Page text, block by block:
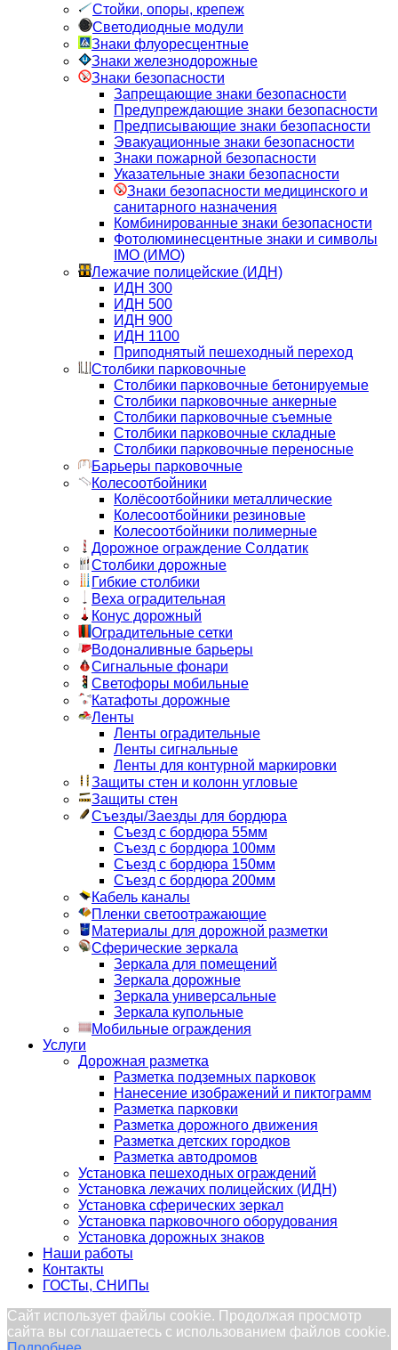
Стойки, опоры, крепеж
Светодиодные модули
Знаки флуоресцентные
Знаки железнодорожные
Знаки безопасности
Запрещающие знаки безопасности
Предупреждающие знаки безопасности
Предписывающие знаки безопасности
Эвакуационные знаки безопасности
Знаки пожарной безопасности
Указательные знаки безопасности
Знаки безопасности медицинского и
санитарного назначения
Комбинированные знаки безопасности
Фотолюминесцентные знаки и символы
IMO (ИМО)
Лежачие полицейские (ИДН)
ИДН 300
ИДН 500
ИДН 900
ИДН 1100
Приподнятый пешеходный переход
Столбики парковочные
Столбики парковочные бетонируемые
Столбики парковочные анкерные
Столбики парковочные съемные
Столбики парковочные складные
Столбики парковочные переносные
Барьеры парковочные
Колесоотбойники
Колёсоотбойники металлические
Колесоотбойники резиновые
Колесоотбойники полимерные
Дорожное ограждение Солдатик
Столбики дорожные
Гибкие столбики
Веха оградительная
Конус дорожный
Оградительные сетки
Водоналивные барьеры
Сигнальные фонари
Светофоры мобильные
Катафоты дорожные
Ленты
Ленты оградительные
Ленты сигнальные
Ленты для контурной маркировки
Защиты стен и колонн угловые
Защиты стен
Съезды/Заезды для бордюра
Съезд с бордюра 55мм
Съезд с бордюра 100мм
Съезд с бордюра 150мм
Съезд с бордюра 200мм
Кабель каналы
Пленки светоотражающие
Материалы для дорожной разметки
Сферические зеркала
Зеркала для помещений
Зеркала дорожные
Зеркала универсальные
Зеркала купольные
Мобильные ограждения
Услуги
Дорожная разметка
Разметка подземных парковок
Нанесение изображений и пиктограмм
Разметка парковки
Разметка дорожного движения
Разметка детских городков
Разметка автодромов
Установка пешеходных ограждений
Установка лежачих полицейских (ИДН)
Установка сферических зеркал
Установка парковочного оборудования
Установка дорожных знаков
Наши работы
Контакты
ГОСТы, СНИПы
Сайт использует файлы cookie. Продолжая просмотр
сайта вы соглашаетесь с использованием файлов cookie.